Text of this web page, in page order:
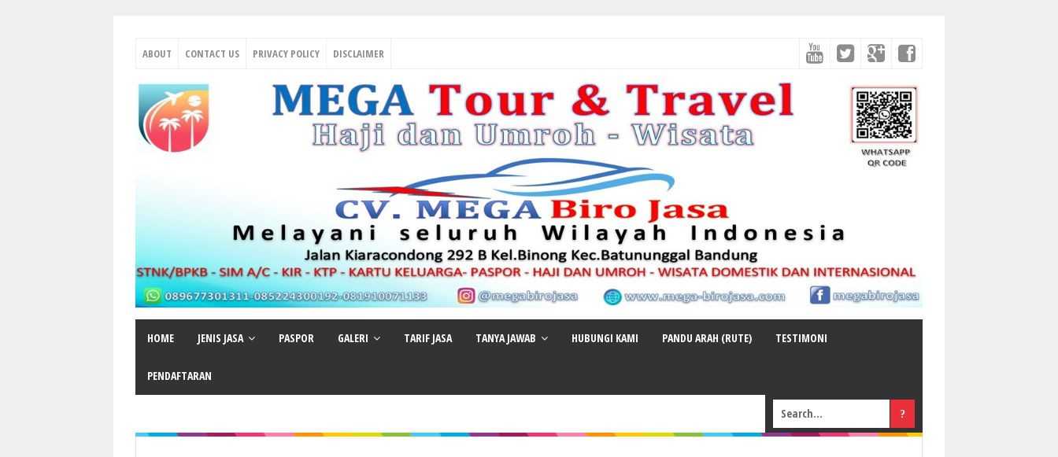
ABOUT CONTACT US PRIVACY POLICY DISCLAIMER
HOME JENIS JASA PASPOR GALERI TARIF JASA TANYA JAWAB HUBUNGI KAMI PANDU ARAH (RUTE) TESTIMONI
PENDAFTARAN